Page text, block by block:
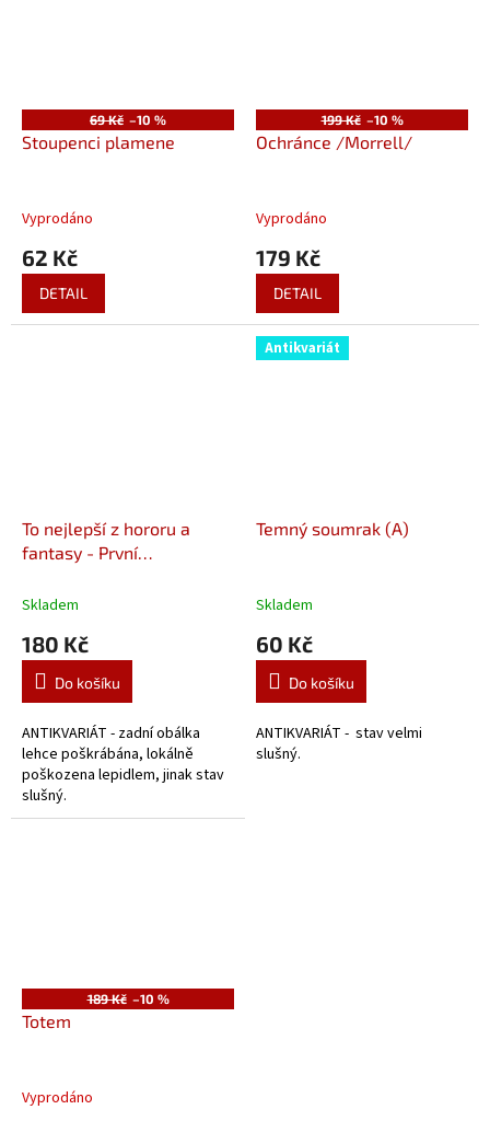
69 Kč –10 %
Stoupenci plamene
Vyprodáno
62 Kč
DETAIL
199 Kč –10 %
Ochránce /Morrell/
Vyprodáno
179 Kč
DETAIL
To nejlepší z hororu a
fantasy - První
(A)
Skladem
180 Kč
Do košíku
ANTIKVARIÁT - zadní obálka
lehce poškrábána, lokálně
poškozena lepidlem, jinak stav
slušný.
Antikvariát
Temný soumrak (A)
Skladem
60 Kč
Do košíku
ANTIKVARIÁT - stav velmi
slušný.
189 Kč –10 %
Totem
Vyprodáno